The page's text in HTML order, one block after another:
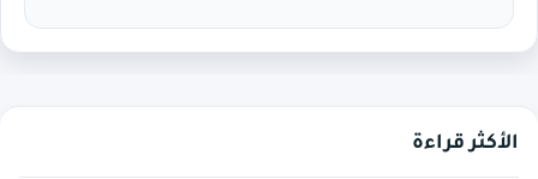
الأكثر قراءة